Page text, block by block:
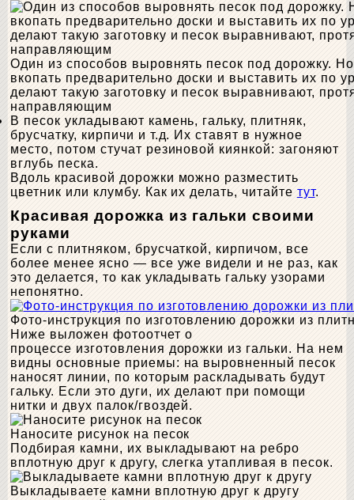
Один из способов выровнять песок под дорожку.
вкопать предварительно доски и выставить их по
делают такую заготовку и песок выравнивают,
направляющим
В песок укладывают камень, гальку, плитняк,
брусчатку, кирпичи и т.д. Их ставят в нужное
место, потом стучат резиновой киянкой: загоняют
вглубь песка.
Вдоль красивой дорожки можно разместить
цветник или клумбу. Как их делать, читайте тут.
Красивая дорожка из гальки своими
руками
Если с плитняком, брусчаткой, кирпичом, все
более менее ясно — все уже видели и не раз, как
это делается, то как укладывать гальку узорами
непонятно.
Фото-инструкция по изготовлению дорожки из
Ниже выложен фотоотчет о
процессе изготовления дорожки из гальки. На нем
видны основные приемы: на выровненный песок
наносят линии, по которым раскладывать будут
гальку. Если это дуги, их делают при помощи
нитки и двух палок/гвоздей.
Наносите рисунок на песок
Подбирая камни, их выкладывают на ребро
вплотную друг к другу, слегка утапливая в песок.
Выкладываете камни вплотную друг к другу